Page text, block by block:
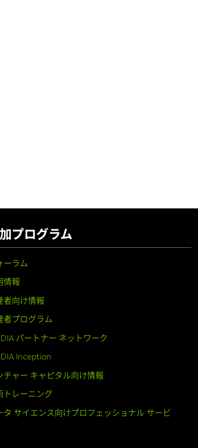
プログラム
ーラム
情報
者向け情報
者プログラム
パートナー ネットワーク
Inception
チャー キャピタル向け情報
トレーニング
タ サイエンス向けプロフェッショナル サービ